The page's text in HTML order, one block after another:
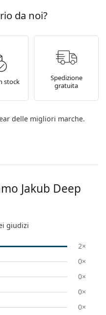
da noi?
stock
Spedizione
gratuita
delle migliori marche.
Jakub Deep
giudizi
2×
0×
0×
0×
0×